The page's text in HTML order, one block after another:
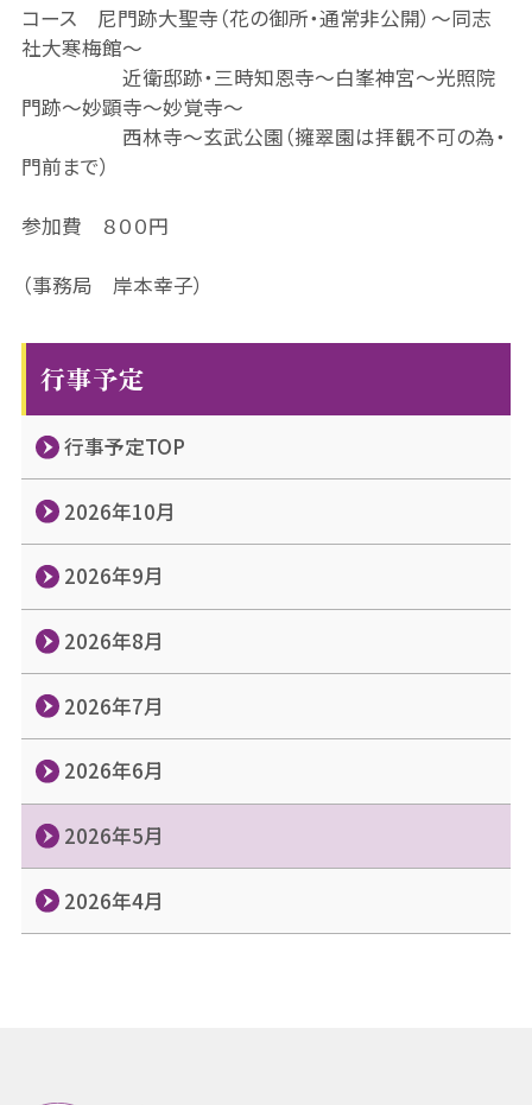
行事予定
行事予定TOP
2026年10月
2026年9月
2026年8月
2026年7月
2026年6月
2026年5月
2026年4月
コース 尼門跡大聖寺（花の御所・通常非公開）～同志
社大寒梅館～
近衛邸跡・三時知恩寺～白峯神宮～光照院
門跡～妙顕寺～妙覚寺～
西林寺～玄武公園（擁翠園は拝観不可の為・
門前まで）
参加費 ８００円
（事務局 岸本幸子）